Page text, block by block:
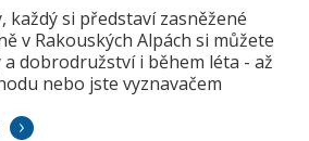
každý si představí zasněžené
v Rakouských Alpách si můžete
dobrodružství i během léta - až
nebo jste vyznavačem